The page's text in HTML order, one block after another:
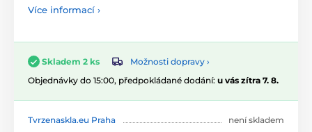
Více informací ›
Skladem 2 ks
Možnosti dopravy ›
Objednávky do 15:00, předpokládané dodání: u vás zítra 7. 8.
Tvrzenaskla.eu Praha
není skladem